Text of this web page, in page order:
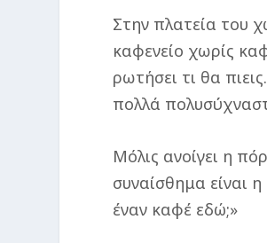
Στην πλατεία του
καφενείο χωρίς
ρωτήσει τι θα
πολλά
Μόλις ανοίγει η
συναίσθημα είναι
έναν καφέ εδώ;»